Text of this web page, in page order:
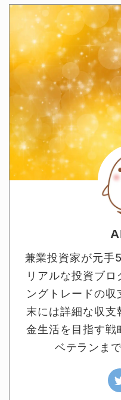
兼業投資家が元手
リアルな投資ブ
ングトレードの収
末には詳細な収支
金生活を目指す戦
ベテランま